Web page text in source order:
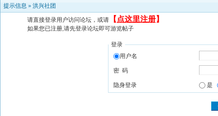
提示信息 » 洪兴社团
请直接登录用户访问论坛，或请 【 点这里注册】
如果您已注册,请先登录论坛即可游览帖子
登录
用户名
密 码
隐身登录 是